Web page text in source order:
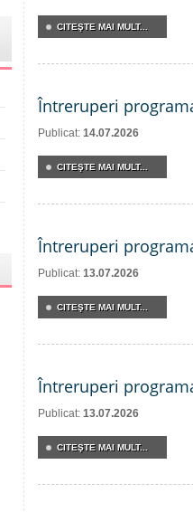
CITEŞTE MAI MULT...
Întreruperi
Publicat: 14.07.2026
CITEŞTE MAI MULT...
Întreruperi
Publicat: 13.07.2026
CITEŞTE MAI MULT...
Întreruperi
Publicat: 13.07.2026
CITEŞTE MAI MULT...